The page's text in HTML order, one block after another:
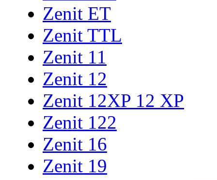
Zenit ET
Zenit TTL
Zenit 11
Zenit 12
Zenit 12XP 12 XP
Zenit 122
Zenit 16
Zenit 19